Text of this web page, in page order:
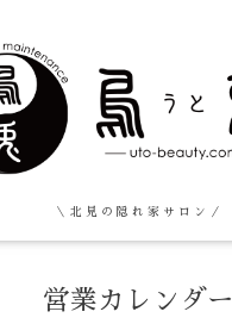
＼ 北 見 の 隠 れ 家 サ ロ ン ／
営業カレンダー